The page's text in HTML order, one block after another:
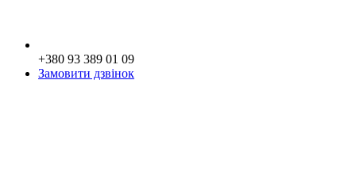
+380 93 389 01 09
Замовити дзвінок